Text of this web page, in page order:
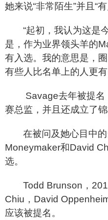
她来说“非常陌生”并且“有
“起初，我认为这是
是，作为业界领头羊的
有入选。我的意思是，
有些人比名单上的人更
Savage去年被提名
赛总监，并且还成立了锦
在被问及她心目中
Moneymaker和David
选。
Todd Brunson ，
Chiu，David
应该被提名。